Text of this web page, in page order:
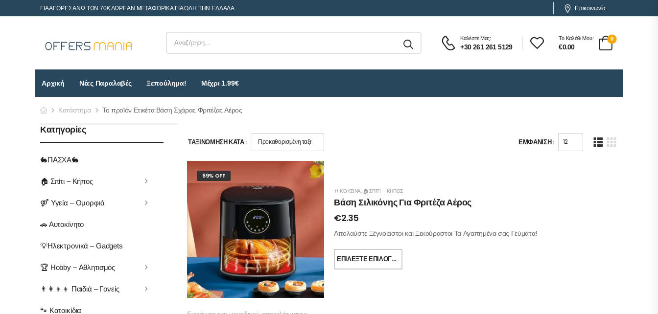
ΓΙΑ ΑΓΟΡΕΣ ΑΝΩ ΤΩΝ 70€ ΔΩΡΕΑΝ ΜΕΤΑΦΟΡΙΚΑ ΓΙΑ ΟΛΗ ΤΗΝ ΕΛΛΑΔΑ Επικοινωνία
Καλέστε Μας:
+30 261 261 5129
Το Καλάθι Μου:
€0.00
0
Αρχική Νέες Παραλαβές Ξεπούλημα! Μέχρι 1.99€
Κατάστημα
Το προϊόν Ετικέτα Βάση Σχάρας Φριτέζας Αέρος
Κατηγορίες
🐇ΠΑΣΧΑ🐇
🏠 Σπίτι – Κήπος
⚤ Υγεία – Ομορφιά
🚗 Αυτοκίνητο
💡Ηλεκτρονικά – Gadgets
🏆 Hobby – Αθλητισμός
👨‍👩‍👦‍👦 Παιδιά – Γονείς
🐾 Κατοικίδια
ΤΑΞΙΝΌΜΗΣΗ ΚΑΤΆ : ΕΜΦΆΝΙΣΗ :
69% OFF
🍴 ΚΟΥΖΊΝΑ, 🏠 ΣΠΊΤΙ – ΚΉΠΟΣ
Βάση Σιλικόνης Για Φριτέζα Αέρος
€2.35
Απολαύστε Ξέγνοιαστοι και Ξεκούραστοι Τα Αγαπημένα σας Γεύματα!
ΕΠΙΛΈΞΤΕ ΕΠΙΛΟΓΈΣ